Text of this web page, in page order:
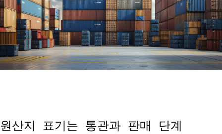
원산지 표기는 통관과 판매 단계